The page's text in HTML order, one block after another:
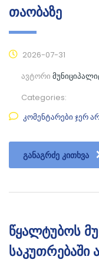
თაობაზე
2026-07-31
ავტორი
Categories:
კომენტარები ჯერ
ᲒᲐᲜᲐᲒᲠᲫᲔ ᲙᲘᲗᲮᲕᲐ
წყალტუბოს
საკუთრებაში